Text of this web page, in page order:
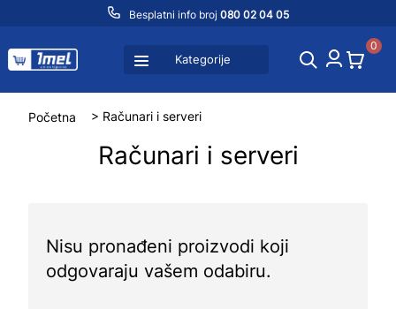
Besplatni info broj 080 02 04 05
Kategorije
0
Početna > Računari i serveri
Računari i serveri
Nisu pronađeni proizvodi koji
odgovaraju vašem odabiru.